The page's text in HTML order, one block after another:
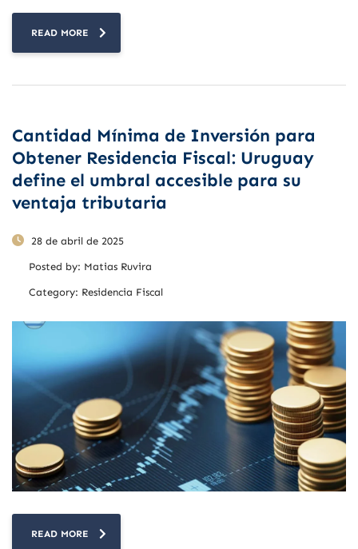
READ MORE
Cantidad Mínima de Inversión para
Obtener Residencia Fiscal: Uruguay
define el umbral accesible para su
ventaja tributaria
28 de abril de 2025
Posted by: Matias Ruvira
Category: Residencia Fiscal
READ MORE